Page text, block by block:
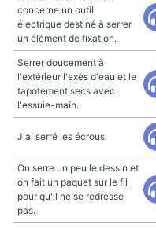
concerne un outil
électrique destiné à serrer
un élément de fixation.
Serrer doucement à
l'extérieur l'exès d'eau et le
tapotement secs avec
l'essuie-main.
J'ai serré les écrous.
On serre un peu le dessin et
on fait un paquet sur le fil
pour qu'il ne se redresse
pas.